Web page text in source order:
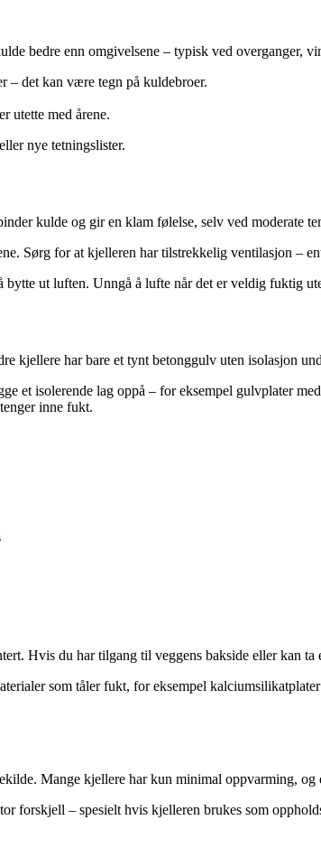
bedre enn omgivelsene – typisk ved overganger,
– det kan være tegn på kuldebroer.
utette med årene.
nye tetningslister.
kulde og gir en klam følelse, selv ved moderate
Sørg for at kjelleren har tilstrekkelig ventilasjon –
ut luften. Unngå å lufte når det er veldig fuktig
kjellere har bare et tynt betonggulv uten isolasjon
et isolerende lag oppå – for eksempel gulvplater
inne fukt.
Hvis du har tilgang til veggens bakside eller kan ta
som tåler fukt, for eksempel
Mange kjellere har kun minimal oppvarming,
forskjell – spesielt hvis kjelleren brukes som